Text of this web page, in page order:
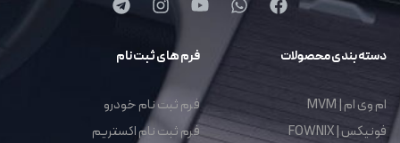
دسته بندی محصولات
ام وی ام | MVM
فونیکس | FOWNIX
فرم های ثبت نام
فرم ثبت نام خودرو
فرم ثبت نام اکستریم